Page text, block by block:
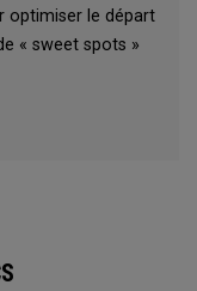
optimiser le départ
« sweet spots »